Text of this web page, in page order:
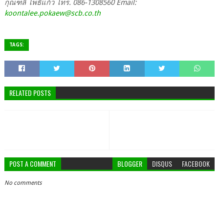
กุณฑลี โพธิ์แก้ว โทร. 086-1308560 Email:
koontalee.pokaew@scb.co.th
TAGS:
RELATED POSTS
POST A COMMENT BLOGGER DISQUS FACEBOOK
No comments